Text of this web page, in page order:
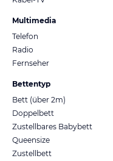
Multimedia
Telefon
Radio
Fernseher
Bettentyp
Bett (über 2m)
Doppelbett
Zustellbares Babybett
Queensize
Zustellbett